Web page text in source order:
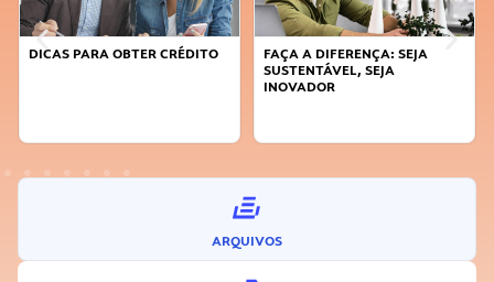
DICAS PARA OBTER CRÉDITO
FAÇA A DIFERENÇA: SEJA
SUSTENTÁVEL, SEJA
INOVADOR
ARQUIVOS